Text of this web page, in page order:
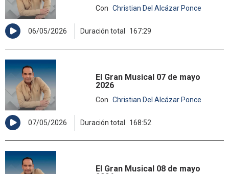
Con Christian Del Alcázar Ponce
06/05/2026 Duración total 167:29
El Gran Musical 07 de mayo
2026
Con Christian Del Alcázar Ponce
07/05/2026 Duración total 168:52
El Gran Musical 08 de mayo